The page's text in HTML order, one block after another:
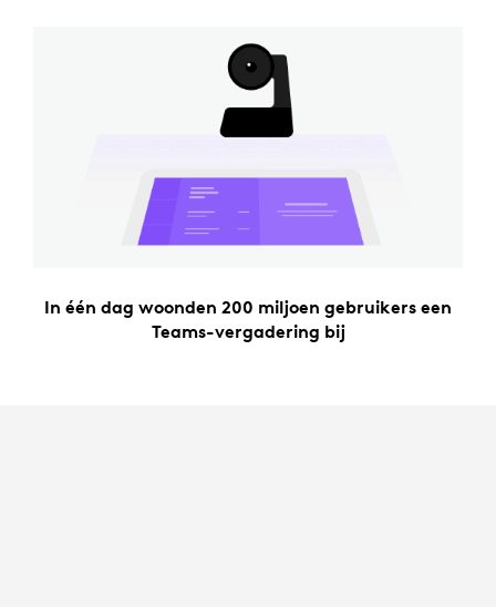
In één dag woonden 200 miljoen gebruikers een
Teams-vergadering bij